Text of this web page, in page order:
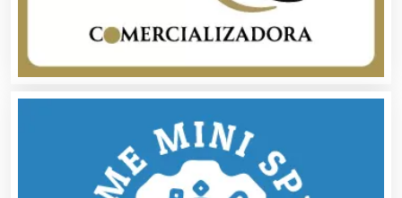
Cámaras de Comercio
Camiones para Fletes